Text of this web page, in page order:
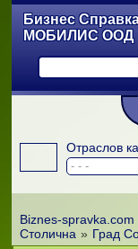
Бизнес
МОБИЛИС ООД
Отраслов
Biznes-spravka.com
Столична » Град